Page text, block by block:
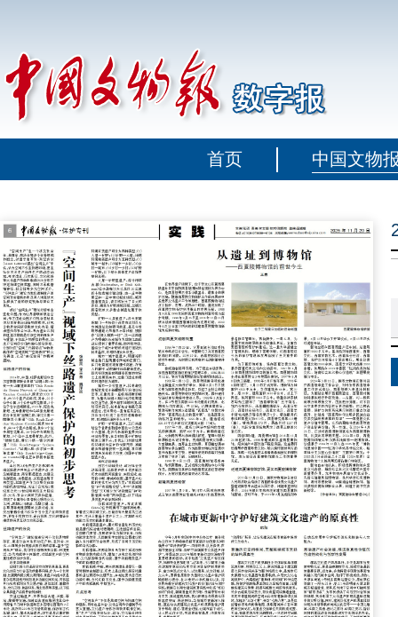
首页 中国文物